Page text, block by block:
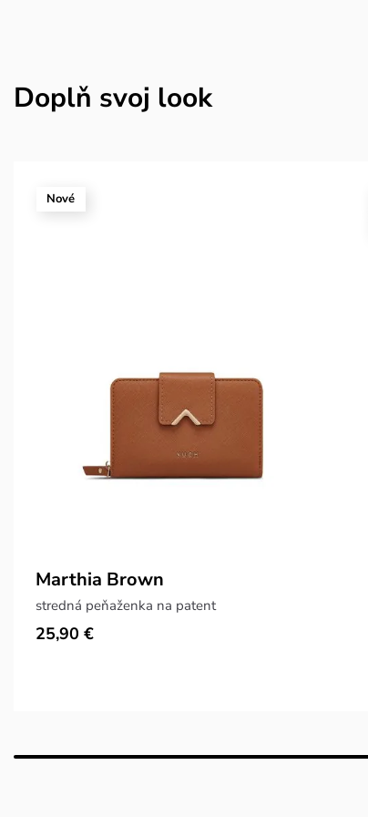
Doplň svoj look
Nové
Marthia Brown
stredná peňaženka na patent
25,90 €